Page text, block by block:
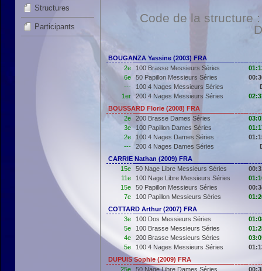
Structures
Participants
Code de la structure
BOUGANZA Yassine (2003) FRA
2e
100 Brasse Messieurs Séries
6e
50 Papillon Messieurs Séries
---
100 4 Nages Messieurs Séries
1er
200 4 Nages Messieurs Séries
BOUSSARD Florie (2008) FRA
2e
200 Brasse Dames Séries
3e
100 Papillon Dames Séries
2e
100 4 Nages Dames Séries
---
200 4 Nages Dames Séries
CARRIE Nathan (2009) FRA
15e
50 Nage Libre Messieurs Séries
11e
100 Nage Libre Messieurs Séries
15e
50 Papillon Messieurs Séries
7e
100 Papillon Messieurs Séries
COTTARD Arthur (2007) FRA
3e
100 Dos Messieurs Séries
5e
100 Brasse Messieurs Séries
4e
200 Brasse Messieurs Séries
5e
100 4 Nages Messieurs Séries
DUPUIS Sophie (2009) FRA
25e
50 Nage Libre Dames Séries